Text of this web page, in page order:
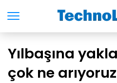
Yılbaşına
çok ne